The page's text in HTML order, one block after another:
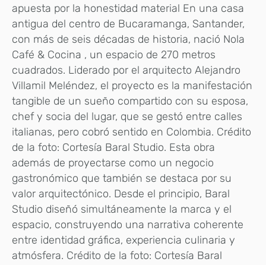
apuesta por la honestidad material En una casa
antigua del centro de Bucaramanga, Santander,
con más de seis décadas de historia, nació Nola
Café & Cocina , un espacio de 270 metros
cuadrados. Liderado por el arquitecto Alejandro
Villamil Meléndez, el proyecto es la manifestación
tangible de un sueño compartido con su esposa,
chef y socia del lugar, que se gestó entre calles
italianas, pero cobró sentido en Colombia. Crédito
de la foto: Cortesía Baral Studio. Esta obra
además de proyectarse como un negocio
gastronómico que también se destaca por su
valor arquitectónico. Desde el principio, Baral
Studio diseñó simultáneamente la marca y el
espacio, construyendo una narrativa coherente
entre identidad gráfica, experiencia culinaria y
atmósfera. Crédito de la foto: Cortesía Baral